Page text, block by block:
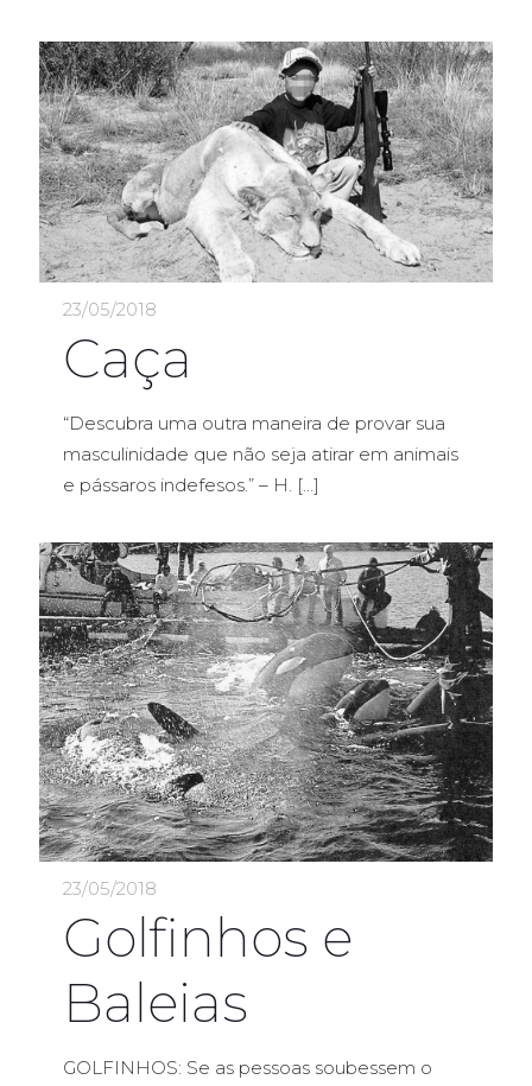
23/05/2018
Caça
“Descubra uma outra maneira de provar sua
masculinidade que não seja atirar em animais
e pássaros indefesos.” – H. […]
23/05/2018
Golfinhos e
Baleias
GOLFINHOS: Se as pessoas soubessem o